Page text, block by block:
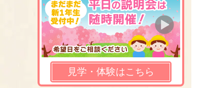
見学・体験はこちら